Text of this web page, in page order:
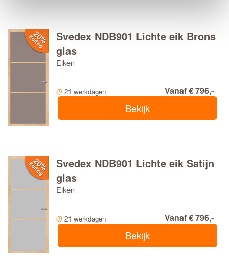
Svedex NDB901 Lichte eik Brons
glas
Eiken
21 werkdagen Vanaf € 796,-
Bekijk
Svedex NDB901 Lichte eik Satijn
glas
Eiken
21 werkdagen Vanaf € 796,-
Bekijk